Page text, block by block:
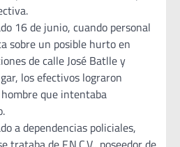
16 de junio, cuando personal
sobre un posible hurto en
de calle José Batlle y
los efectivos lograron
que intentaba
a dependencias policiales,